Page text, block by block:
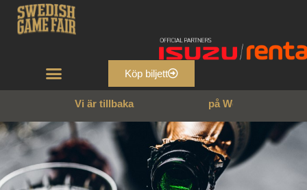
Köp biljett
Vi är tillbaka på We